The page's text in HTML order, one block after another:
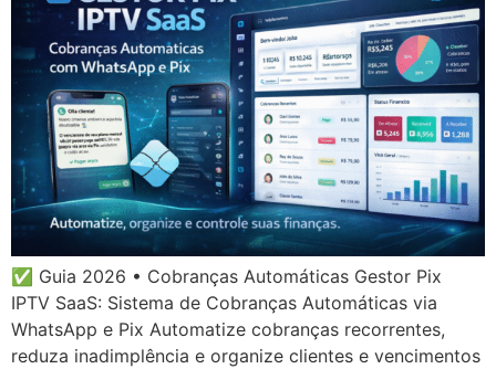
✅ Guia 2026 • Cobranças Automáticas Gestor Pix
IPTV SaaS: Sistema de Cobranças Automáticas via
WhatsApp e Pix Automatize cobranças recorrentes,
reduza inadimplência e organize clientes e vencimentos